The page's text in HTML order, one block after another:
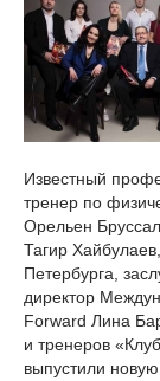
Известный
тренер по
Орельен
Тагир
Петербурга,
директор
Forward Лина
и тренеров
выпустили